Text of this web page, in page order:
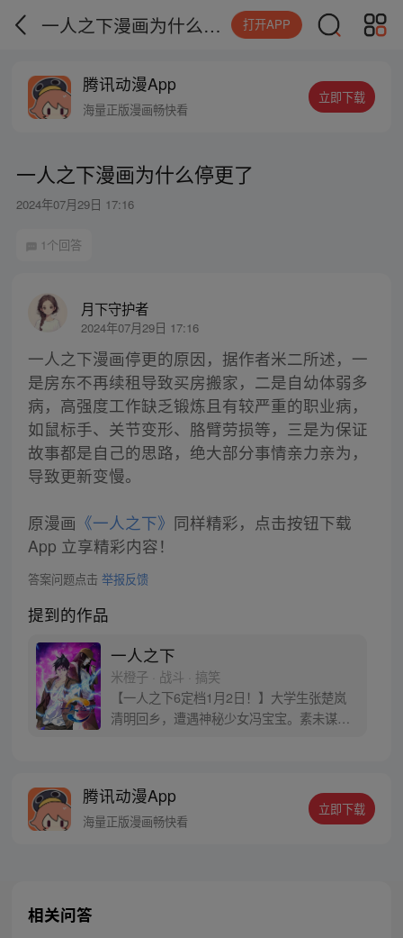
一人之下漫画为什么停更了 打开APP
腾讯动漫App
海量正版漫画畅快看
立即下载
一人之下漫画为什么停更了
2024年07月29日 17:16
1个回答
月下守护者
2024年07月29日 17:16
一人之下漫画停更的原因，据作者米二所述，一
是房东不再续租导致买房搬家，二是自幼体弱多
病，高强度工作缺乏锻炼且有较严重的职业病，
如鼠标手、关节变形、胳臂劳损等，三是为保证
故事都是自己的思路，绝大部分事情亲力亲为，
导致更新变慢。
原漫画 《一人之下》 同样精彩，点击按钮下载
App 立享精彩内容！
答案问题点击 举报反馈
提到的作品
一人之下
米橙子 · 战斗 · 搞笑
【一人之下6定档1月2日！】大学生张楚岚
清明回乡，遭遇神秘少女冯宝宝。素未谋面
密，张楚岚的生活被彻底颠覆，与冯宝宝一
同踏上“异人”之旅。
腾讯动漫App
海量正版漫画畅快看
立即下载
相关问答